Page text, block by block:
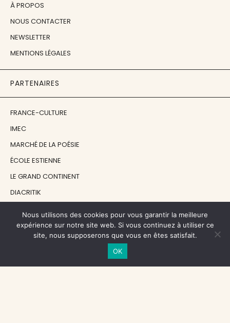
À PROPOS
NOUS CONTACTER
NEWSLETTER
MENTIONS LÉGALES
PARTENAIRES
FRANCE-CULTURE
IMEC
MARCHÉ DE LA POÉSIE
ÉCOLE ESTIENNE
LE GRAND CONTINENT
DIACRITIK
NOS SOUTIENS
CENTRE NATIONAL DU LIVRE
Nous utilisons des cookies pour vous garantir la meilleure
expérience sur notre site web. Si vous continuez à utiliser ce
site, nous supposerons que vous en êtes satisfait.
OK